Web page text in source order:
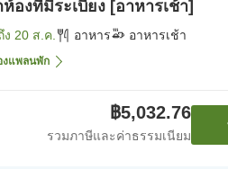
องที่มีระเบียง [อาหารเช้า]
ง 20 ส.ค. อาหาร อาหารเช้า
งแพลนพัก
฿5,032.76
รวมภาษีและค่าธรรมเนียม